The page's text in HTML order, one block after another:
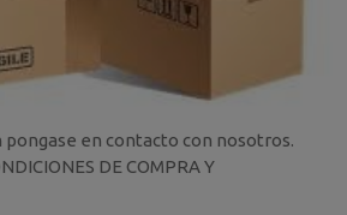
pongase en contacto con nosotros.
DE COMPRA Y